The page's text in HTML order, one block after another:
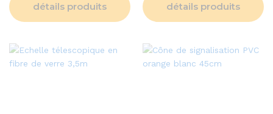
détails produits détails produits